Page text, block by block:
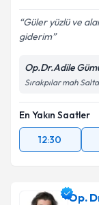
Güler yüzlü ve
giderim
Op.Dr.Adile
Sırakpılar mah
En Yakın Saatler
12:30
Op.